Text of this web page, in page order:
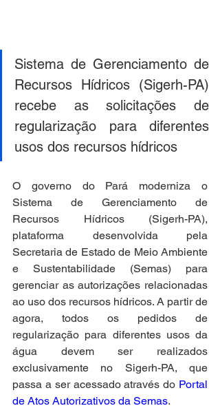
Sistema de Gerenciamento de
Recursos Hídricos (Sigerh-PA)
recebe as solicitações de
regularização para diferentes
usos dos recursos hídricos
O governo do Pará moderniza o
Sistema de Gerenciamento de
Recursos Hídricos (Sigerh-PA),
plataforma desenvolvida pela
Secretaria de Estado de Meio Ambiente
e Sustentabilidade (Semas) para
gerenciar as autorizações relacionadas
ao uso dos recursos hídricos. A partir de
agora, todos os pedidos de
regularização para diferentes usos da
água devem ser realizados
exclusivamente no Sigerh-PA, que
passa a ser acessado através do Portal
de Atos Autorizativos da Semas.